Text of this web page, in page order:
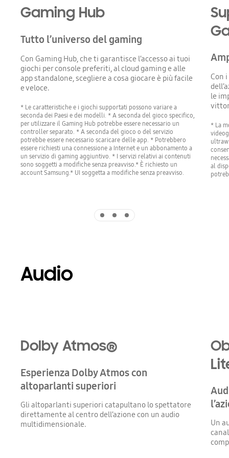
Gaming Hub
Tutto l’universo del gaming
Con Gaming Hub, che ti garantisce l’accesso ai tuoi
giochi per console preferiti, al cloud gaming e alle
app standalone, scegliere a cosa giocare è più facile
e veloce.
* Le caratteristiche e i giochi supportati possono variare a
seconda dei Paesi e dei modelli. * A seconda del gioco specifico,
per utilizzare il Gaming Hub potrebbe essere necessario un
controller separato. * A seconda del gioco o del servizio
potrebbe essere necessario scaricare delle app. * Potrebbero
essere richiesti una connessione a Internet e un abbonamento a
un servizio di gaming aggiuntivo. * I servizi relativi ai contenuti
sono soggetti a modifiche senza preavviso.* È richiesto un
account Samsung.* UI soggetta a modifiche senza preavviso.
Con
le
* La
al
Audio
Dolby Atmos®
Esperienza Dolby Atmos con
altoparlanti superiori
Gli altoparlanti superiori catapultano lo spettatore
direttamente al centro dell’azione con un audio
multidimensionale.
Un